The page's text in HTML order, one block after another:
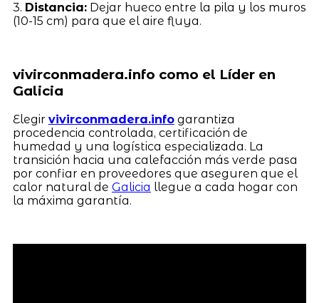
3. Distancia:Dejar hueco entre la pila y los muros
(10-15 cm) para que el aire fluya.
vivirconmadera.info como el Líder en
Galicia
Elegir vivirconmadera.infogarantiza
procedencia controlada, certificación de
humedad y una logística especializada. La
transición hacia una calefacción más verde pasa
por confiar en proveedores que aseguren que el
calor natural de Galicia llegue a cada hogar con
la máxima garantía.